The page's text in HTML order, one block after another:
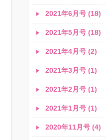
2021年6月号 (18)
2021年5月号 (18)
2021年4月号 (2)
2021年3月号 (1)
2021年2月号 (1)
2021年1月号 (1)
2020年11月号 (4)